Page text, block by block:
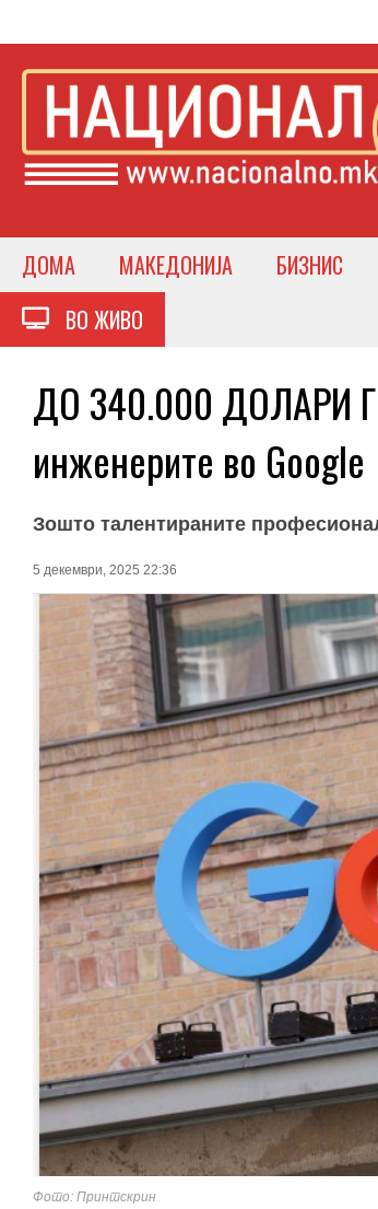
ДОМА МАКЕДОНИЈА БИЗНИС
ВО ЖИВО
ДО 340.000 ДОЛАРИ
инженерите во Google
Зошто талентираните
5 декември, 2025 22:36
Фото: Принтскрин